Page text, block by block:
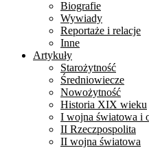
Biografie
Wywiady
Reportaże i relacje
Inne
Artykuły
Starożytność
Średniowiecze
Nowożytność
Historia XIX wieku
I wojna światowa i
II Rzeczpospolita
II wojna światowa